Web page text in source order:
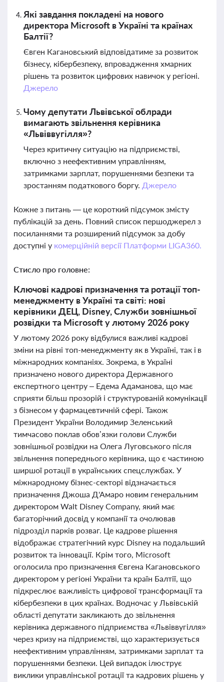
Які завдання покладені на нового
директора Microsoft в Україні та країнах
Балтії?
Євген Кагановський відповідатиме за розвиток
бізнесу, кібербезпеку, впровадження хмарних
рішень та розвиток цифрових навичок у регіоні.
Джерело
Чому депутати Львівської облради
вимагають звільнення керівника
«Львіввугілля»?
Через критичну ситуацію на підприємстві,
включно з неефективним управлінням,
затримками зарплат, порушеннями безпеки та
зростанням податкового боргу. Джерело
Кожне з питань — це короткий підсумок змісту
публікацій за день. Повний список першоджерел з
посиланнями та розширений підсумок за добу
доступні у комерційній версії Платформи LIGA360.
Стисло про головне:
Ключові кадрові призначення та ротації топ-
менеджменту в Україні та світі: нові
керівники ДЕЦ, Disney, Служби зовнішньої
розвідки та Microsoft у лютому 2026 року
У лютому 2026 року відбулися важливі кадрові
зміни на рівні топ-менеджменту як в Україні, так і в
міжнародних компаніях. Зокрема, в Україні
призначено нового директора Державного
експертного центру – Едема Адаманова, що має
сприяти більш прозорій і структурованій комунікації
з бізнесом у фармацевтичній сфері. Також
Президент України Володимир Зеленський
тимчасово поклав обов’язки голови Служби
зовнішньої розвідки на Олега Луговського після
звільнення попереднього керівника, що є частиною
ширшої ротації в українських спецслужбах. У
міжнародному бізнес-секторі відзначається
призначення Джоша Д'Амаро новим генеральним
директором Walt Disney Company, який має
багаторічний досвід у компанії та очолював
підрозділ парків розваг. Це кадрове рішення
відображає стратегічний курс Disney на подальший
розвиток та інновації. Крім того, Microsoft
оголосила про призначення Євгена Кагановського
директором у регіоні України та країн Балтії, що
підкреслює важливість цифрової трансформації та
кібербезпеки в цих країнах. Водночас у Львівській
області депутати закликають до звільнення
керівника державного підприємства «Львіввугілля»
через кризу на підприємстві, що характеризується
неефективним управлінням, затримками зарплат та
порушеннями безпеки. Цей випадок ілюструє
виклики управлінської ротації та кадрових рішень у